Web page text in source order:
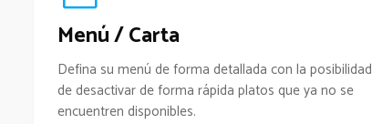
Menú / Carta
Defina su menú de forma detallada con la posibilidad
de desactivar de forma rápida platos que ya no se
encuentren disponibles.